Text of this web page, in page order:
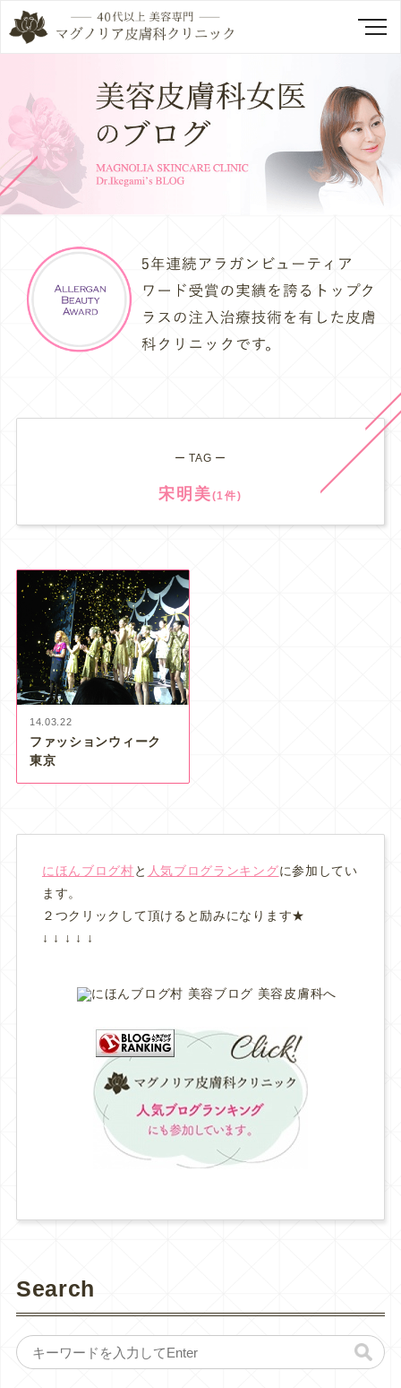
ー TAG ー
宋明美(1件)
14.03.22
ファッションウィーク
東京
にほんブログ村と 人気ブログランキングに参加してい
ます。
２つクリックして頂けると励みになります★
↓ ↓ ↓ ↓ ↓
Search